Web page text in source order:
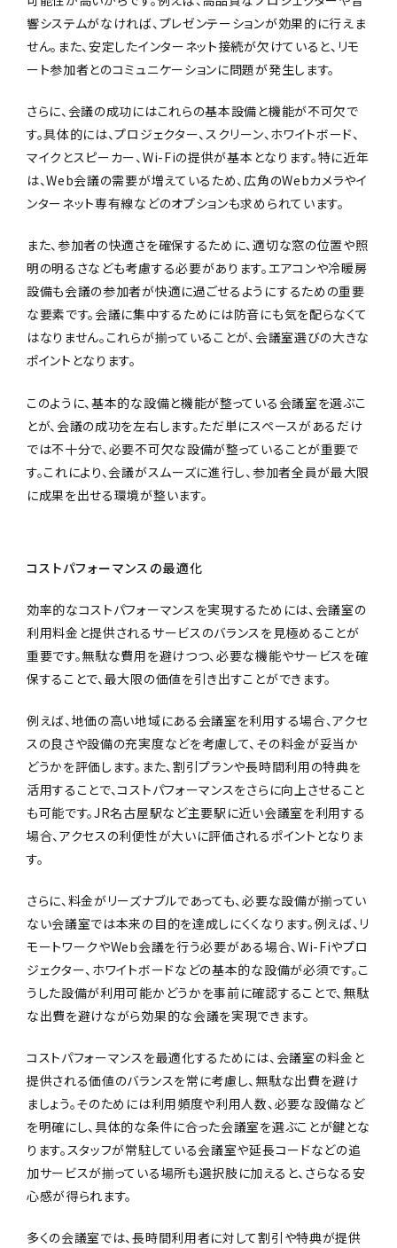
響システムがなければ、プレゼンテーションが効果的に行えま
せん。また、安定したインターネット接続が欠けていると、リモ
ート参加者とのコミュニケーションに問題が発生します。
さらに、会議の成功にはこれらの基本設備と機能が不可欠で
す。具体的には、プロジェクター、スクリーン、ホワイトボード、
マイクとスピーカー、Wi-Fiの提供が基本となります。特に近年
は、Web会議の需要が増えているため、広角のWebカメラやイ
ンターネット専有線などのオプションも求められています。
また、参加者の快適さを確保するために、適切な窓の位置や照
明の明るさなども考慮する必要があります。エアコンや冷暖房
設備も会議の参加者が快適に過ごせるようにするための重要
な要素です。会議に集中するためには防音にも気を配らなくて
はなりません。これらが揃っていることが、会議室選びの大きな
ポイントとなります。
このように、基本的な設備と機能が整っている会議室を選ぶこ
とが、会議の成功を左右します。ただ単にスペースがあるだけ
では不十分で、必要不可欠な設備が整っていることが重要で
す。これにより、会議がスムーズに進行し、参加者全員が最大限
に成果を出せる環境が整います。
コストパフォーマンスの最適化
効率的なコストパフォーマンスを実現するためには、会議室の
利用料金と提供されるサービスのバランスを見極めることが
重要です。無駄な費用を避けつつ、必要な機能やサービスを確
保することで、最大限の価値を引き出すことができます。
例えば、地価の高い地域にある会議室を利用する場合、アクセ
スの良さや設備の充実度などを考慮して、その料金が妥当か
どうかを評価します。また、割引プランや長時間利用の特典を
活用することで、コストパフォーマンスをさらに向上させること
も可能です。JR名古屋駅など主要駅に近い会議室を利用する
場合、アクセスの利便性が大いに評価されるポイントとなりま
す。
さらに、料金がリーズナブルであっても、必要な設備が揃ってい
ない会議室では本来の目的を達成しにくくなります。例えば、リ
モートワークやWeb会議を行う必要がある場合、Wi-Fiやプロ
ジェクター、ホワイトボードなどの基本的な設備が必須です。こ
うした設備が利用可能かどうかを事前に確認することで、無駄
な出費を避けながら効果的な会議を実現できます。
コストパフォーマンスを最適化するためには、会議室の料金と
提供される価値のバランスを常に考慮し、無駄な出費を避け
ましょう。そのためには利用頻度や利用人数、必要な設備など
を明確にし、具体的な条件に合った会議室を選ぶことが鍵とな
ります。スタッフが常駐している会議室や延長コードなどの追
加サービスが揃っている場所も選択肢に加えると、さらなる安
心感が得られます。
多くの会議室では、長時間利用者に対して割引や特典が提供